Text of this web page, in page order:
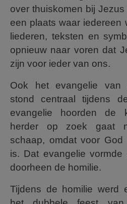
over thuiskomen bij
een plaats waar iedereen
liederen, teksten en
opnieuw naar voren dat
zijn voor ieder van ons.
Ook het evangelie van
stond centraal tijdens
evangelie hoorden de
herder op zoek gaat
schaap, omdat voor God
is. Dat evangelie
doorheen de homilie.
Tijdens de homilie werd